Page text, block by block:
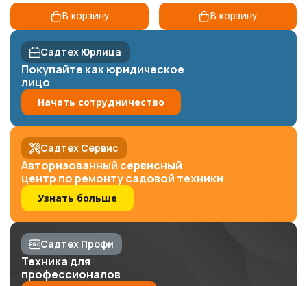
В корзину В корзину
Садтех Юрлица
Покупайте как юридическое
лицо
Начать сотрудничество
Садтех Сервис
Авторизованный сервисный
центр по ремонту садовой техники
Узнать больше
Садтех Профи
Техника для
профессионалов